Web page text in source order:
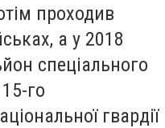
проходив
а у 2018
спеціального
го
гвардії